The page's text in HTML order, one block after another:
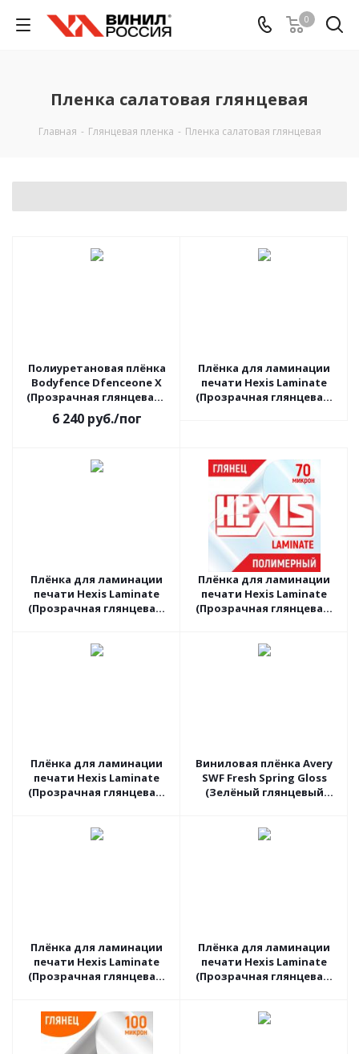
0
Пленка салатовая глянцевая
Главная - Глянцевая пленка - Пленка салатовая глянцевая
Полиуретановая плёнка
Bodyfence Dfenceone X
(Прозрачная глянцевая),
1.52 пог.м
6 240руб./пог
Плёнка для ламинации
печати Hexis Laminate
(Прозрачная глянцевая)
Плёнка для ламинации
печати Hexis Laminate
(Прозрачная глянцевая)
Плёнка для ламинации
печати Hexis Laminate
(Прозрачная глянцевая)
Плёнка для ламинации
печати Hexis Laminate
(Прозрачная глянцевая)
Виниловая плёнка Avery
SWF Fresh Spring Gloss
(Зелёный глянцевый
Плёнка для ламинации
печати Hexis Laminate
(Прозрачная глянцевая)
Плёнка для ламинации
печати Hexis Laminate
(Прозрачная глянцевая)